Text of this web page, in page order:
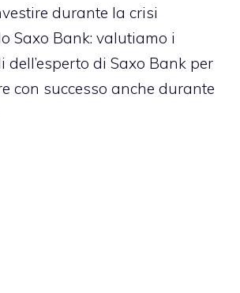
durante la crisi
Saxo Bank: valutiamo i
dell’esperto di Saxo Bank per
con successo anche durante